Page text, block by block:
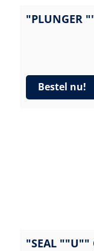
"PLUNGER
Bestel nu!
"SEAL ""U""